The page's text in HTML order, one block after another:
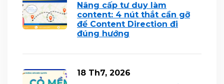
Nâng cấp tư duy làm
content: 4 nút thắt cần gỡ
để Content Direction đi
đúng hướng
18 Th7, 2026